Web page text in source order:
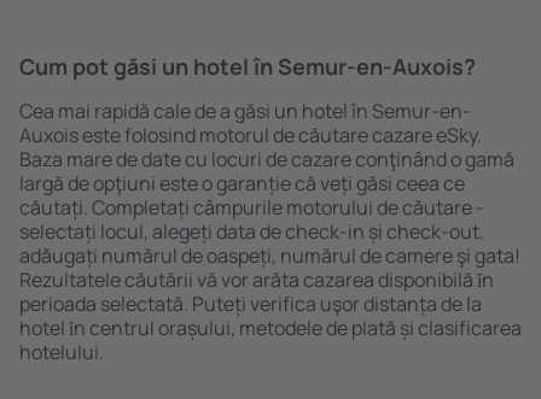
Cum pot găsi un hotel în Semur-en-Auxois?
Cea mai rapidă cale de a găsi un hotel în Semur-en-
Auxois este folosind motorul de căutare cazare eSky.
Baza mare de date cu locuri de cazare conţinând o gamă
largă de opţiuni este o garanție că veți găsi ceea ce
căutați. Completați câmpurile motorului de căutare -
selectați locul, alegeți data de check-in și check-out,
adăugați numărul de oaspeți, numărul de camere şi gata!
Rezultatele căutării vă vor arăta cazarea disponibilă ȋn
perioada selectată. Puteți verifica uşor distanța de la
hotel ȋn centrul orașului, metodele de plată și clasificarea
hotelului.